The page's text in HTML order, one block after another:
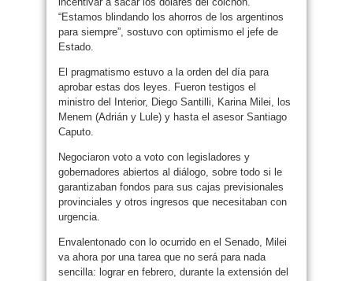
“Estamos blindando los ahorros de los argentinos
para siempre”, sostuvo con optimismo el jefe de
Estado.
El pragmatismo estuvo a la orden del día para
aprobar estas dos leyes. Fueron testigos el
ministro del Interior, Diego Santilli, Karina Milei, los
Menem (Adrián y Lule) y hasta el asesor Santiago
Caputo.
Negociaron voto a voto con legisladores y
gobernadores abiertos al diálogo, sobre todo si le
garantizaban fondos para sus cajas previsionales
provinciales y otros ingresos que necesitaban con
urgencia.
Envalentonado con lo ocurrido en el Senado, Milei
va ahora por una tarea que no será para nada
sencilla: lograr en febrero, durante la extensión del